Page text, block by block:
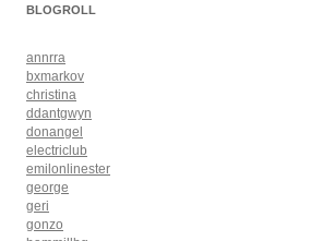
BLOGROLL
annrra
bxmarkov
christina
ddantgwyn
donangel
electriclub
emilonlinester
george
geri
gonzo